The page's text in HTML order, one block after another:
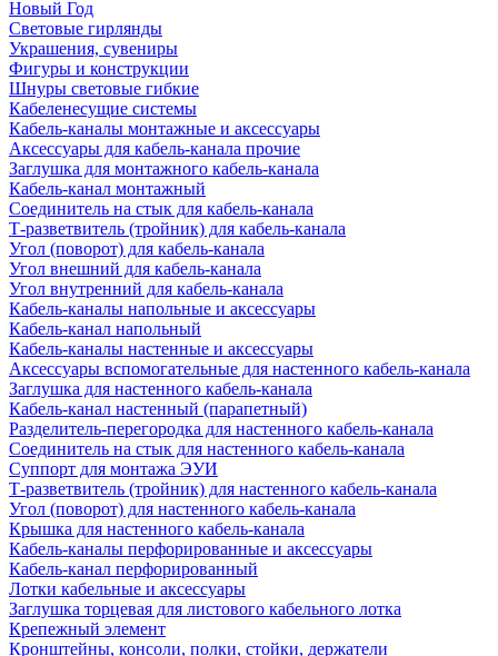
Новый Год
Световые гирлянды
Украшения, сувениры
Фигуры и конструкции
Шнуры световые гибкие
Кабеленесущие системы
Кабель-каналы монтажные и аксессуары
Аксессуары для кабель-канала прочие
Заглушка для монтажного кабель-канала
Кабель-канал монтажный
Соединитель на стык для кабель-канала
Т-разветвитель (тройник) для кабель-канала
Угол (поворот) для кабель-канала
Угол внешний для кабель-канала
Угол внутренний для кабель-канала
Кабель-каналы напольные и аксессуары
Кабель-канал напольный
Кабель-каналы настенные и аксессуары
Аксессуары вспомогательные для настенного кабель-канала
Заглушка для настенного кабель-канала
Кабель-канал настенный (парапетный)
Разделитель-перегородка для настенного кабель-канала
Соединитель на стык для настенного кабель-канала
Суппорт для монтажа ЭУИ
Т-разветвитель (тройник) для настенного кабель-канала
Угол (поворот) для настенного кабель-канала
Крышка для настенного кабель-канала
Кабель-каналы перфорированные и аксессуары
Кабель-канал перфорированный
Лотки кабельные и аксессуары
Заглушка торцевая для листового кабельного лотка
Крепежный элемент
Кронштейны, консоли, полки, стойки, держатели